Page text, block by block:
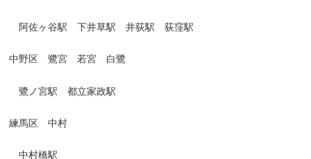
阿佐ヶ谷駅 下井草駅 井荻駅 荻窪駅
中野区 鷺宮 若宮 白鷺
鷺ノ宮駅 都立家政駅
練馬区 中村
中村橋駅